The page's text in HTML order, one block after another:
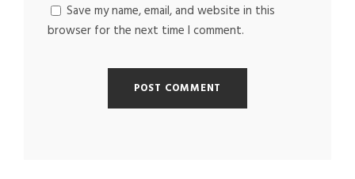
Save my name, email, and website in this
browser for the next time I comment.